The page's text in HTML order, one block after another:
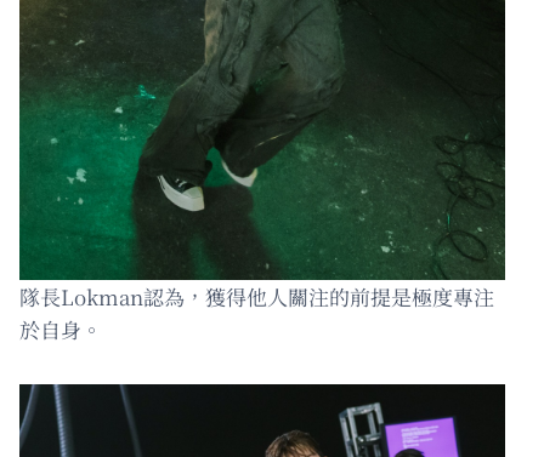
隊長Lokman認為，獲得他人關注的前提是極度專注
於自身。